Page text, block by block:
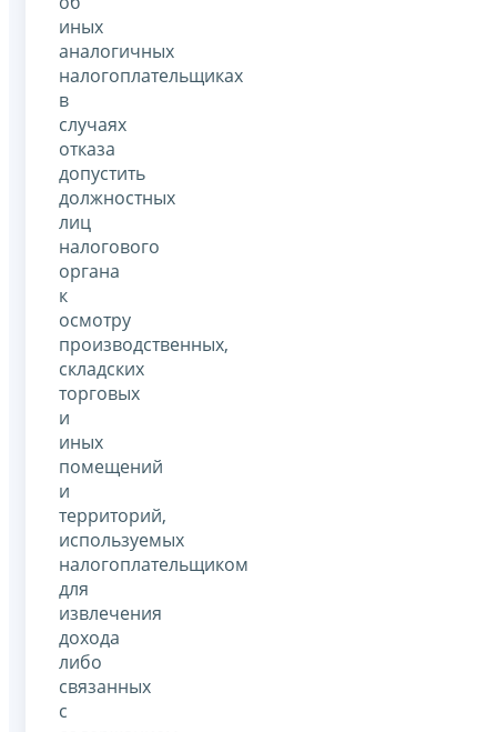
иных
аналогичных
налогоплательщиках
в
случаях
отказа
допустить
должностных
лиц
налогового
органа
к
осмотру
производственных,
складских
торговых
и
иных
помещений
и
территорий,
используемых
налогоплательщиком
для
извлечения
дохода
либо
связанных
с